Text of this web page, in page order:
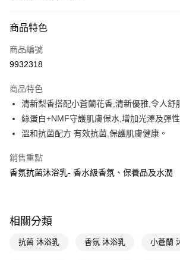
POYA支付
信用卡一次付款
LINE Pay
Apple Pay
悠遊付
相關說明
【關於「AFTEE先享後付」】
即享券
商品特色
商品編號
9932318
商品特色
清新梨香搭配小蒼蘭花香,清新優雅,令人舒
絲蛋白+NMF守護肌膚保水,增加光澤及彈性
溫和抗菌配方 有效抗菌,保護肌膚健康。
銷售重點
香氛抗菌沐浴乳- 香水級香氛、保養品及水潤
相關分類
抗菌 沐浴乳 香氛 沐浴乳 小蒼蘭